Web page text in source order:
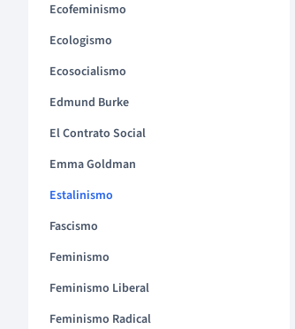
Ecofeminismo
Ecologismo
Ecosocialismo
Edmund Burke
El Contrato Social
Emma Goldman
Estalinismo
Fascismo
Feminismo
Feminismo Liberal
Feminismo Radical